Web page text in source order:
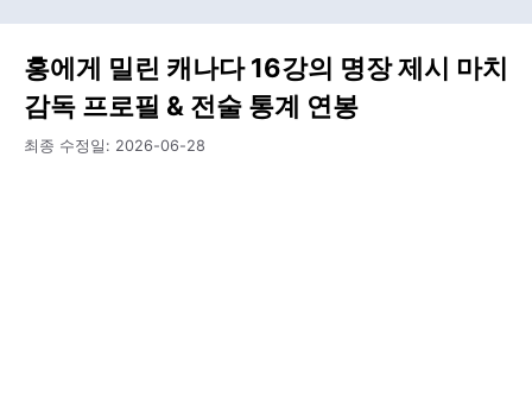
홍에게 밀린 캐나다 16강의 명장 제시 마치
감독 프로필 & 전술 통계 연봉
최종 수정일: 2026-06-28